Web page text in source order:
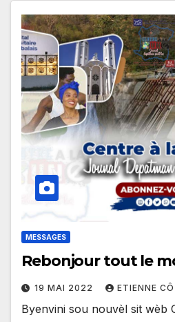
MESSAGES
Rebonjour tout le
19 MAI 2022 ETIENNE
Byenvini sou nouvèl sit wèb